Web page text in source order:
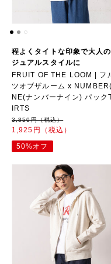
程よくタイトな印象で大人
ジュアルスタイルに
FRUIT OF THE LOOM | フ
ツオブザルーム x
NE(ナンバーナイン) パック
IRTS
3,850円（税込）
1,925円（税込）
50%オフ